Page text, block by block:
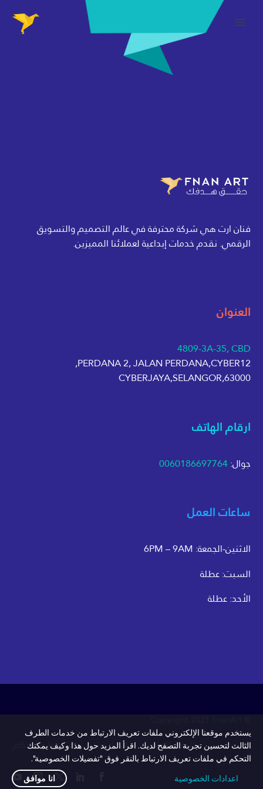
فنان ارت هي شركة محترفة في عالم التصميم والتسويق
الرقمي. نقدم خدمات إبداعية لعملائنا المميزين.
العنوان
4809-3A-35, CBD
PERDANA 2, JALAN PERDANA,CYBER12,
63000,CYBERJAYA,SELANGOR
ارقام الهاتف
جوال:0060186697764
ساعات العمل
الاثنين-الجمعة: 6PM – 9AM
السبت: عطلة
الأحد: عطلة
الدعم الفني اتصل بنا الشروط والاحكام
يستخدم موقعنا الإلكتروني ملفات تعريف الارتباط من خدمات الطرف
الثالث لتحسين تجربة التصفح لديك. اقرأ المزيد حول هذا وكيف يمكنك
التحكم في ملفات تعريف الارتباط بالنقر فوق "تفضيلات الخصوصية".
اعدادات الخصوصية
انا موافق